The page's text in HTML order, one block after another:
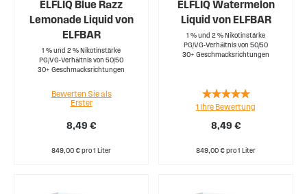
ELFLIQ Blue Razz
Lemonade Liquid von
ELFBAR
1 % und 2 % Nikotinstärke
PG/VG-Verhältnis von 50/50
30+ Geschmacksrichtungen
8,49 €
Bewerten Sie als
Erster
849,00 € pro 1 Liter
ELFLIQ Watermelon
Liquid von ELFBAR
1 % und 2 % Nikotinstärke
PG/VG-Verhältnis von 50/50
30+ Geschmacksrichtungen
8,49 €
Rating:
100%
1 Ihre Bewertung
849,00 € pro 1 Liter